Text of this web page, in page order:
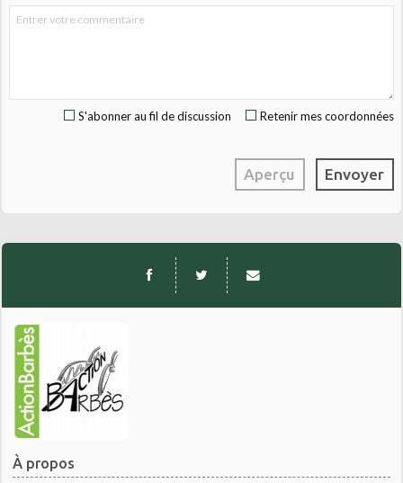
À propos
Retenir mes coordonnées
S'abonner au fil de discussion